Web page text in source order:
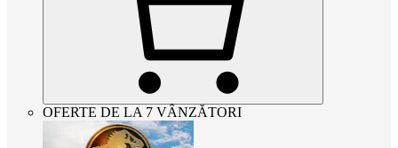
OFERTE DE LA 7 VÂNZĂTORI